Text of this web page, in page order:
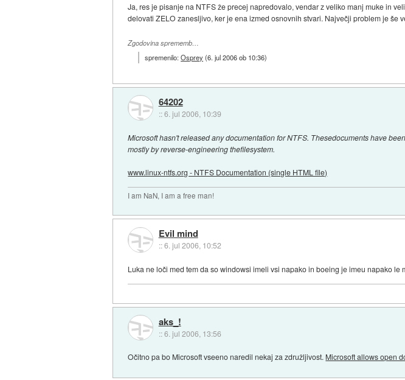
Ja, res je pisanje na NTFS že precej napredovalo, vendar z veliko manj muke in
delovati ZELO zanesljivo, ker je ena izmed osnovnih stvari. Največji problem je še
Zgodovina sprememb…
spremenilo:Osprey (6. jul 2006 ob 10:36)
64202
::6. jul 2006, 10:39
Microsoft hasn't released any documentation for NTFS. Thesedocuments have
mostly by reverse-engineering thefilesystem.
www.linux-ntfs.org - NTFS Documentation (single HTML file)
I am NaN, I am a free man!
Evil mind
::6. jul 2006, 10:52
Luka ne loči med tem da so windowsi imeli vsi napako in boeing je imeu napako le
aks_!
::6. jul 2006, 13:56
Očitno pa bo Microsoft vseeno naredil nekaj za združljivost. Microsoft allows open